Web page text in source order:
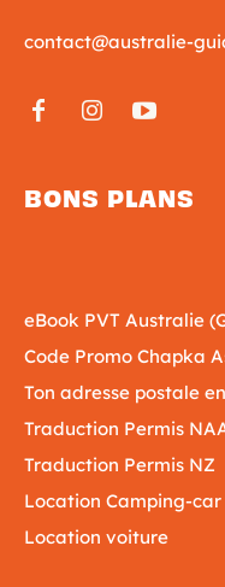
contact@australie-
BONS PLANS
eBook PVT Australie
Code Promo Chapka
Ton adresse postale
Traduction Permis
Traduction Permis NZ
Location Camping-car
Location voiture